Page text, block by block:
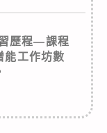
歷程—課程
能工作坊數